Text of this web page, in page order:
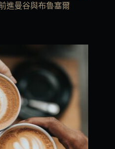
進曼谷與布魯塞爾